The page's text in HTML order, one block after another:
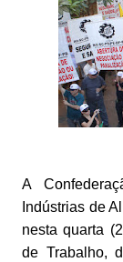
A
Indústrias de
nesta quarta
de Trabalho,